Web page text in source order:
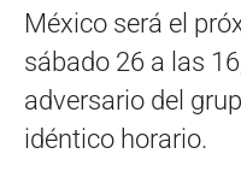
México será el
sábado 26 a las
adversario del
idéntico horario.